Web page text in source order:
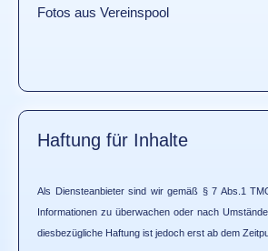
Fotos aus Vereinspool
Haftung für Inhalte
Als Diensteanbieter sind wir gemäß § 7 Abs.1
Informationen zu überwachen oder nach
diesbezügliche Haftung ist jedoch erst ab dem